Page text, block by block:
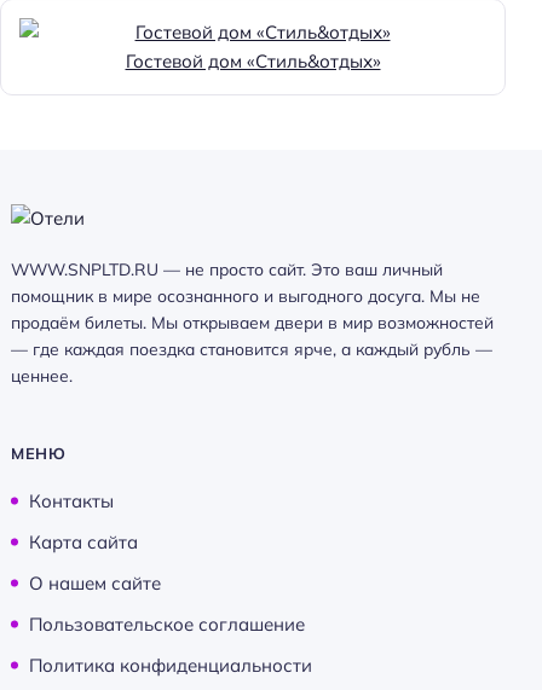
Гостевой дом «Стиль&отдых»
WWW.SNPLTD.RU — не просто сайт. Это ваш личный
помощник в мире осознанного и выгодного досуга. Мы не
продаём билеты. Мы открываем двери в мир возможностей
— где каждая поездка становится ярче, а каждый рубль —
ценнее.
МЕНЮ
Контакты
Карта сайта
О нашем сайте
Пользовательское соглашение
Политика конфиденциальности